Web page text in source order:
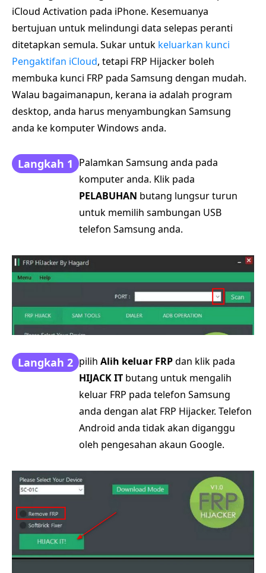
iCloud Activation pada iPhone. Kesemuanya
bertujuan untuk melindungi data selepas peranti
ditetapkan semula. Sukar untuk keluarkan kunci
Pengaktifan iCloud, tetapi FRP Hijacker boleh
membuka kunci FRP pada Samsung dengan mudah.
Walau bagaimanapun, kerana ia adalah program
desktop, anda harus menyambungkan Samsung
anda ke komputer Windows anda.
Langkah 1 Palamkan Samsung anda pada
komputer anda. Klik pada
PELABUHAN butang lungsur turun
untuk memilih sambungan USB
telefon Samsung anda.
Langkah 2 pilih Alih keluar FRPdan klik pada
HIJACK IT butang untuk mengalih
keluar FRP pada telefon Samsung
anda dengan alat FRP Hijacker. Telefon
Android anda tidak akan diganggu
oleh pengesahan akaun Google.